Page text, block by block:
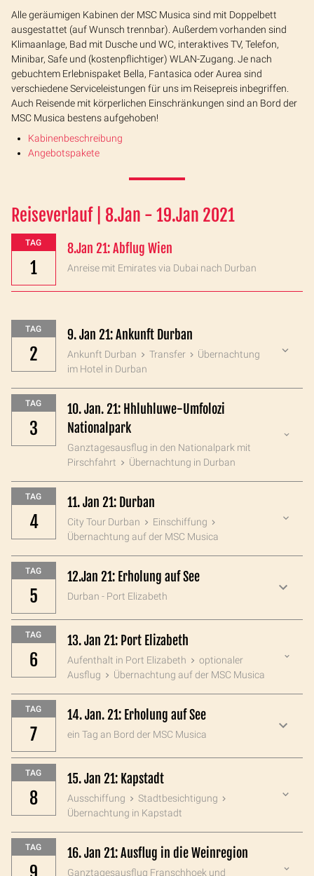
Alle geräumigen Kabinen der MSC Musica sind mit Doppelbett
ausgestattet (auf Wunsch trennbar). Außerdem vorhanden sind
Klimaanlage, Bad mit Dusche und WC, interaktives TV, Telefon,
Minibar, Safe und (kostenpflichtiger) WLAN-Zugang. Je nach
gebuchtem Erlebnispaket Bella, Fantasica oder Aurea sind
verschiedene Serviceleistungen für uns im Reisepreis inbegriffen.
Auch Reisende mit körperlichen Einschränkungen sind an Bord der
MSC Musica bestens aufgehoben!
Kabinenbeschreibung
Angebotspakete
Reiseverlauf | 8.Jan - 19.Jan 2021
TAG
1
8.Jan 21: Abflug Wien
Anreise mit Emirates via Dubai nach Durban
TAG
2
9. Jan 21: Ankunft Durban
Ankunft Durban Transfer
Übernachtung
im Hotel in Durban
TAG
3
10. Jan. 21: Hhluhluwe-Umfolozi
Nationalpark
Ganztagesausflug in den Nationalpark mit
Pirschfahrt
Übernachtung in Durban
TAG
4
11. Jan 21: Durban
City Tour Durban
Einschiffung
Übernachtung auf der MSC Musica
TAG
5
12.Jan 21: Erholung auf See
Durban - Port Elizabeth
TAG
6
13. Jan 21: Port Elizabeth
Aufenthalt in Port Elizabeth
optionaler
Ausflug
Übernachtung auf der MSC Musica
TAG
7
14. Jan. 21: Erholung auf See
ein Tag an Bord der MSC Musica
TAG
8
15. Jan 21: Kapstadt
Ausschiffung
Stadtbesichtigung
Übernachtung in Kapstadt
TAG 16. Jan 21: Ausflug in die Weinregion
Ganztagesausflug Franschhoek und